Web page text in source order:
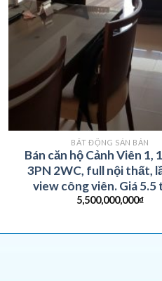
BẤT ĐỘNG SẢN BÁN
Bán căn hộ Cảnh Viên 1,
3PN 2WC, full nội thất,
view công viên. Giá 5.5
5,500,000,000₫